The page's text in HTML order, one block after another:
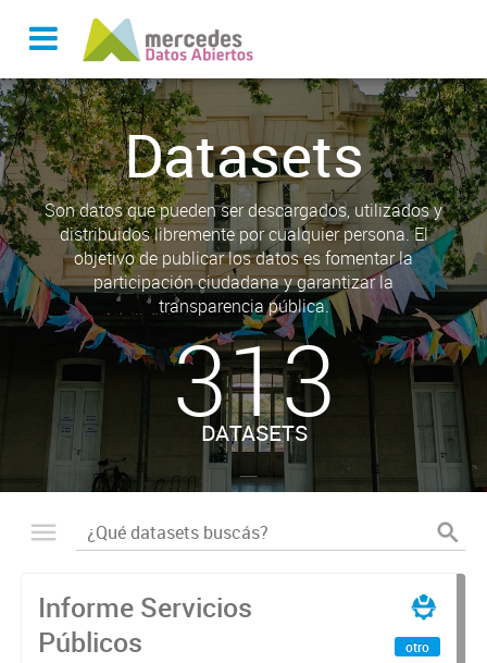
Datasets
Son datos que pueden ser descargados, utilizados y
distribuidos libremente por cualquier persona. El
objetivo de publicar los datos es fomentar la
participación ciudadana y garantizar la
transparencia pública.
313
DATASETS
Informe Servicios
Públicos
otro